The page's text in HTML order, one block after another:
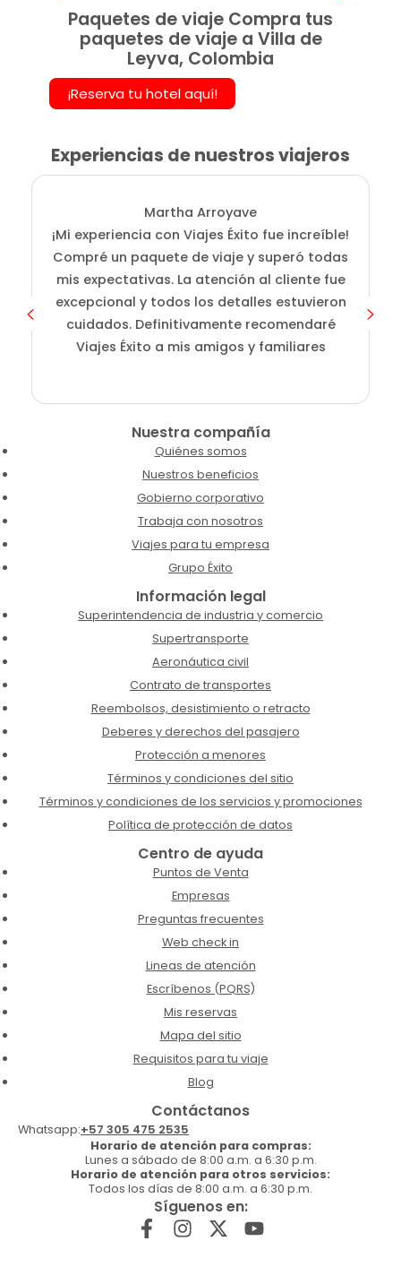
Paquetes de viaje Compra tus
paquetes de viaje a Villa de
Leyva, Colombia
¡Reserva tu hotel aquí!
Experiencias de nuestros viajeros
Martha Arroyave
¡Mi experiencia con Viajes Éxito fue increíble!
Compré un paquete de viaje y superó todas
mis expectativas. La atención al cliente fue
excepcional y todos los detalles estuvieron
cuidados. Definitivamente recomendaré
Viajes Éxito a mis amigos y familiares
Nuestra compañía
Quiénes somos
Nuestros beneficios
Gobierno corporativo
Trabaja con nosotros
Viajes para tu empresa
Grupo Éxito
Información legal
Superintendencia de industria y comercio
Supertransporte
Aeronáutica civil
Contrato de transportes
Reembolsos, desistimiento o retracto
Deberes y derechos del pasajero
Protección a menores
Términos y condiciones del sitio
Términos y condiciones de los servicios y promociones
Política de protección de datos
Centro de ayuda
Puntos de Venta
Empresas
Preguntas frecuentes
Web check in
Lineas de atención
Escríbenos (PQRS)
Mis reservas
Mapa del sitio
Requisitos para tu viaje
Blog
Contáctanos
Whatsapp:+57 305 475 2535
Horario de atención para compras:
Lunes a sábado de 8:00 a.m. a 6:30 p.m.
Horario de atención para otros servicios:
Todos los días de 8:00 a.m. a 6:30 p.m.
Síguenos en: